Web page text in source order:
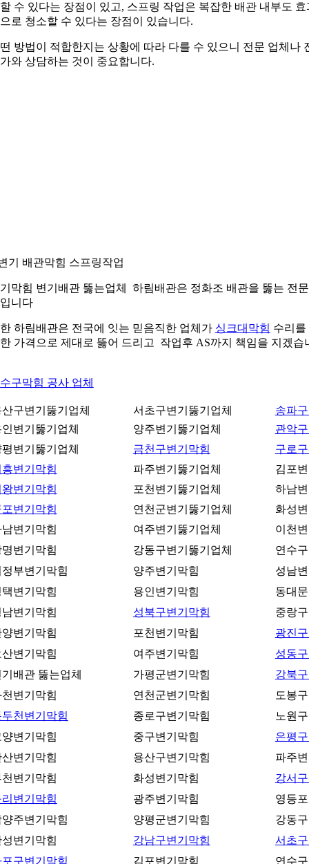
수 있다는 장점이 있고, 스프링 작업은 복잡한 배관 내부도 효
로 청소할 수 있다는 장점이 있습니다.
방법이 적합한지는 상황에 따라 다를 수 있으니 전문 업체나
와 상담하는 것이 중요합니다.
기 배관막힘 스프링작업
막힘 변기배관 뚫는업체 하림배관은 정화조 배관을 뚫는 전
니다
하림배관은 전국에 잇는 믿음직한 업체가 싱크대막힘 수리를
가격으로 제대로 뚫어 드리고 작업후 AS까지 책임을 지겠습
구막힘 공사 업체
구변기뚫기업체 서초구변기뚫기업체
송파
변기뚫기업체
양주변기뚫기업체
관악
변기뚫기업체
금천구변기막힘
구로
변기막힘
파주변기뚫기업체
김포
변기막힘
포천변기뚫기업체
하남
변기막힘
연천군변기뚫기업체
화성
변기막힘
여주변기뚫기업체
이천
변기막힘
강동구변기뚫기업체
연수
부변기막힘
양주변기막힘
성남
변기막힘
용인변기막힘
동대
변기막힘
성북구변기막힘
중랑
변기막힘
포천변기막힘
광진
변기막힘
여주변기막힘
성동
배관 뚫는업체
가평군변기막힘
강북
변기막힘
연천군변기막힘
도봉
천변기막힘
종로구변기막힘
노원
변기막힘
중구변기막힘
은평
변기막힘
용산구변기막힘
파주
변기막힘
화성변기막힘
강서
변기막힘
광주변기막힘
영등
주변기막힘
양평군변기막힘
강동
변기막힘
강남구변기막힘
서초
구변기막힘
김포변기막힘 연수